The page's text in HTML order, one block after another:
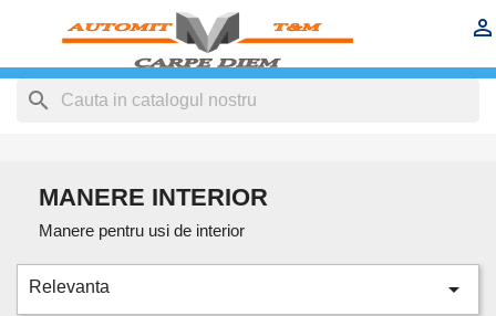

search
MANERE INTERIOR
Manere pentru usi de interior
Relevanta 